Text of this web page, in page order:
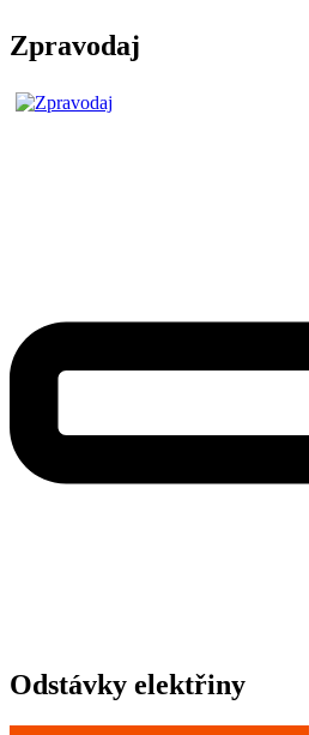
Zpravodaj
Odstávky elektřiny